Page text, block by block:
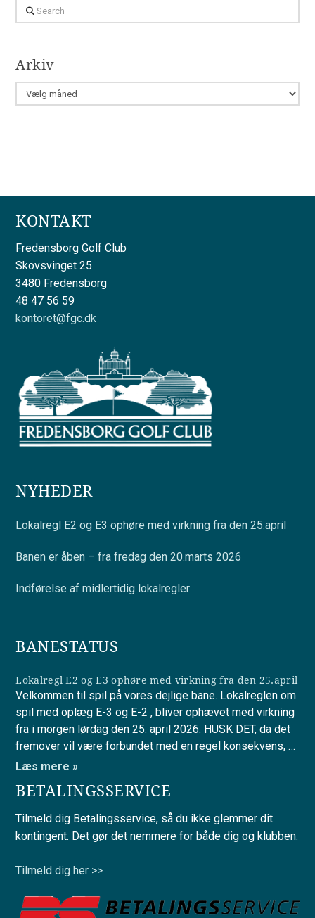
Search
Arkiv
Arkiv
KONTAKT
Fredensborg Golf Club
Skovsvinget 25
3480 Fredensborg
48 47 56 59
kontoret@fgc.dk
NYHEDER
Lokalregl E2 og E3 ophøre med virkning fra den 25.april
Banen er åben – fra fredag den 20.marts 2026
Indførelse af midlertidig lokalregler
BANESTATUS
Lokalregl E2 og E3 ophøre med virkning fra den 25.april
Velkommen til spil på vores dejlige bane. Lokalreglen om
spil med oplæg E-3 og E-2 , bliver ophævet med virkning
fra i morgen lørdag den 25. april 2026. HUSK DET, da det
fremover vil være forbundet med en regel konsekvens, …
Læs mere »
BETALINGSSERVICE
Tilmeld dig Betalingsservice, så du ikke glemmer dit
kontingent. Det gør det nemmere for både dig og klubben.
Tilmeld dig her >>